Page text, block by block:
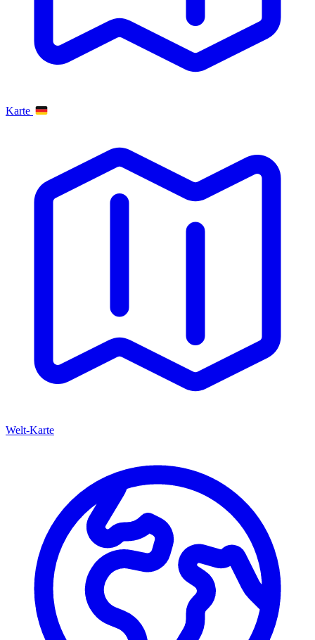
Karte
Welt-Karte